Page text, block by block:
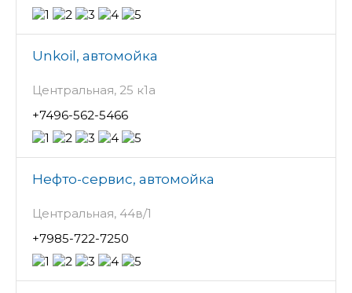
Unkoil, автомойка
Центральная, 25 к1а
+7496-562-5466
Нефто-сервис, автомойка
Центральная, 44в/1
+7985-722-7250